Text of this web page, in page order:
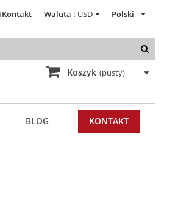
Polski
Waluta : USD
Kontakt
Koszyk (pusty)
BLOG KONTAKT